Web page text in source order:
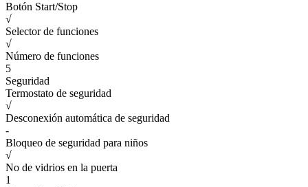
Botón Start/Stop
√
Selector de funciones
√
Número de funciones
5
Seguridad
Termostato de seguridad
√
Desconexión automática de seguridad
-
Bloqueo de seguridad para niños
√
No de vidrios en la puerta
1